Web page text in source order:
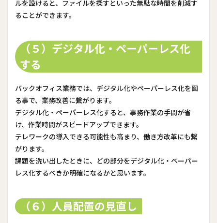
ルを設けると、ファイルを探すといった無駄な時間を削減す
ることができます。
（５）デジタル化・ペーパーレス化
する
バックオフィス業務では、デジタル化やペーパーレス化を図
る事で、業務改善に繋がります。
デジタル化・ペーパーレス化すると、事務作業の手間が省
け、作業時間がスピードアップできます。
テレワークの導入できる可能性も高まり、働き方改革にも繋
がります。
課題を洗い出したときに、どの部分をデジタル化・ペーパー
レス化するべきか明確になるかと思います。
（６）人員配置の見直し